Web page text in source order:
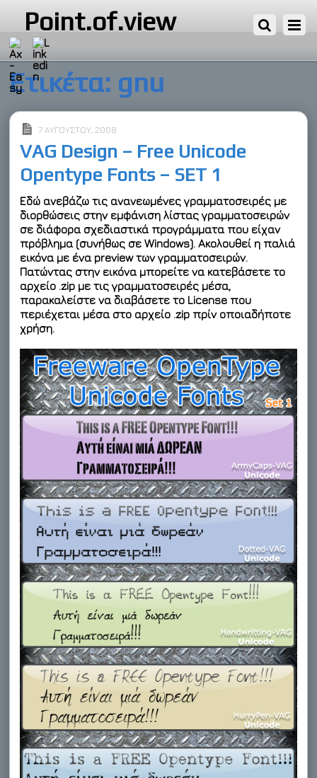
Point.of.view
Ετικέτα: gnu
7 ΑΥΓΟΎΣΤΟΥ, 2008
VAG Design – Free Unicode
Opentype Fonts – SET 1
Εδώ ανεβάζω τις ανανεωμένες γραμματοσειρές με
διορθώσεις στην εμφάνιση λίστας γραμματοσειρών
σε διάφορα σχεδιαστικά προγράμματα που είχαν
πρόβλημα (συνήθως σε Windows). Ακολουθεί η παλιά
εικόνα με ένα preview των γραμματοσειρών.
Πατώντας στην εικόνα μπορείτε να κατεβάσετε το
αρχείο .zip με τις γραμματοσειρές μέσα,
παρακαλείστε να διαβάσετε το License που
περιέχεται μέσα στο αρχείο .zip πρίν οποιαδήποτε
χρήση.